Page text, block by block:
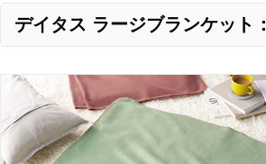
デイタス ラージブランケット：